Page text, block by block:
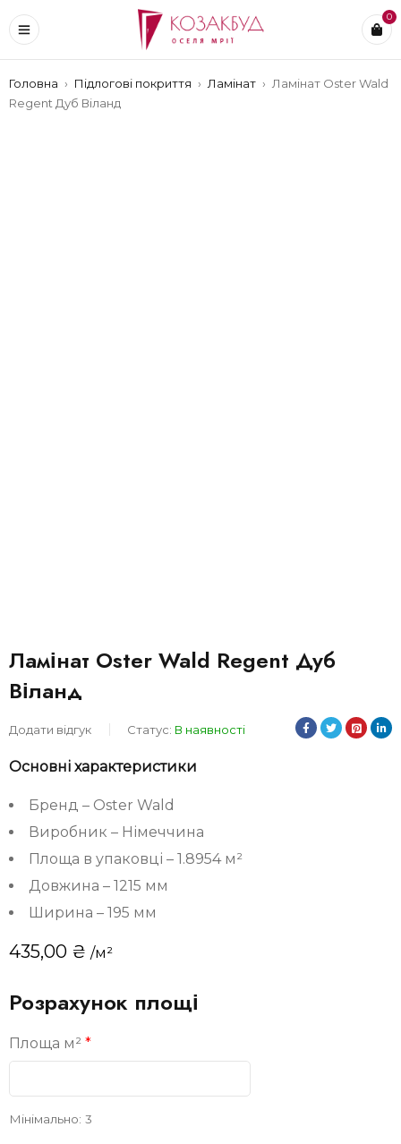
0
Головна › Підлогові покриття › Ламінат › Ламінат Oster Wald
Regent Дуб Віланд
Ламінат Oster Wald Regent Дуб
Віланд
Додати відгук Статус: В наявності
Основні характеристики
Бренд – Oster Wald
Виробник – Німеччина
Площа в упаковці – 1.8954 м²
Довжина – 1215 мм
Ширина – 195 мм
435,00 ₴ /м²
Розрахунок площі
Площа м² *
Мінімально: 3